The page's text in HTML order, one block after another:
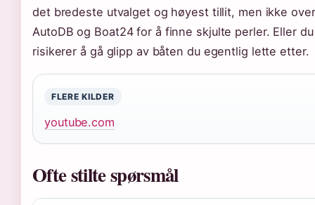
det bredeste utvalget og høyest tillit, men ikke
AutoDB og Boat24 for å finne skjulte perler. Eller du
risikerer å gå glipp av båten du egentlig lette etter.
FLERE KILDER
youtube.com
Ofte stilte spørsmål